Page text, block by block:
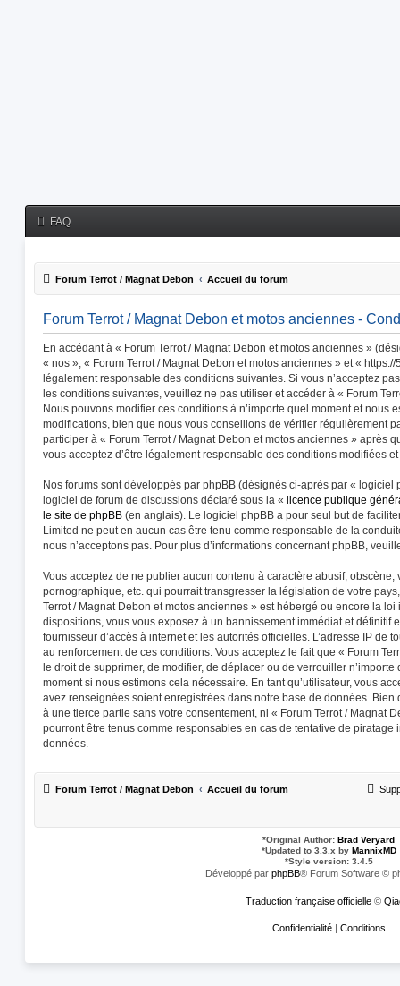
FAQ
Forum Terrot / Magnat Debon Accueil du forum
Forum Terrot / Magnat Debon et motos anciennes -
En accédant à « Forum Terrot / Magnat Debon et motos anciennes »
« nos », « Forum Terrot / Magnat Debon et motos anciennes » et «
légalement responsable des conditions suivantes. Si vous n’acceptez
les conditions suivantes, veuillez ne pas utiliser et accéder à « Forum
Nous pouvons modifier ces conditions à n’importe quel moment et nous
modifications, bien que nous vous conseillons de vérifier régulièrement
participer à « Forum Terrot / Magnat Debon et motos anciennes » après
vous acceptez d’être légalement responsable des conditions modifiées
Nos forums sont développés par phpBB (désignés ci-après par « logiciel
logiciel de forum de discussions déclaré sous la « licence publique
le site de phpBB (en anglais). Le logiciel phpBB a pour seul but de
Limited ne peut en aucun cas être tenu comme responsable de la
nous n’acceptons pas. Pour plus d’informations concernant phpBB,
Vous acceptez de ne publier aucun contenu à caractère abusif,
pornographique, etc. qui pourrait transgresser la législation de votre
Terrot / Magnat Debon et motos anciennes » est hébergé ou encore la
dispositions, vous vous exposez à un bannissement immédiat et définitif
fournisseur d’accès à internet et les autorités officielles. L’adresse IP de
au renforcement de ces conditions. Vous acceptez le fait que « Forum
le droit de supprimer, de modifier, de déplacer ou de verrouiller
moment si nous estimons cela nécessaire. En tant qu’utilisateur, vous
avez renseignées soient enregistrées dans notre base de données.
à une tierce partie sans votre consentement, ni « Forum Terrot / Magnat
pourront être tenus comme responsables en cas de tentative de piratage
données.
Forum Terrot / Magnat Debon Accueil du forum
*Original Author: Brad Veryard
*Updated to 3.3.x by MannixMD
*Style version: 3.4.5
Développé par phpBB® Forum Software ©
Traduction française officielle©
Confidentialité | Conditions